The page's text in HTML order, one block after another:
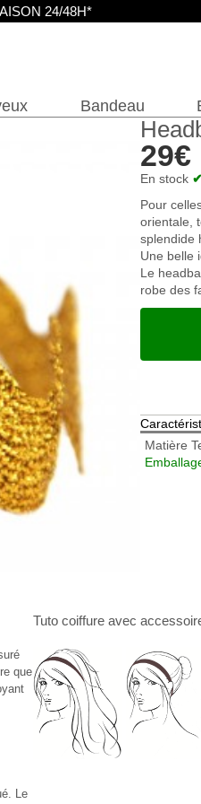
29€
En stock ✔
Pour
orientale,
splendide
Une belle
Le
robe des
Matière
que
Le
Tuto coiffure avec
Bandeau
24/48H*